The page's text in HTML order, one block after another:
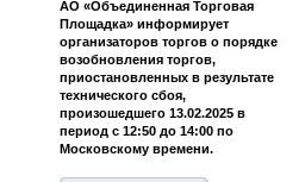
АО «Объединенная Торговая
Площадка» информирует
организаторов торгов о порядке
возобновления торгов,
приостановленных в результате
технического сбоя,
произошедшего 13.02.2025 в
период с 12:50 до 14:00 по
Московскому времени.